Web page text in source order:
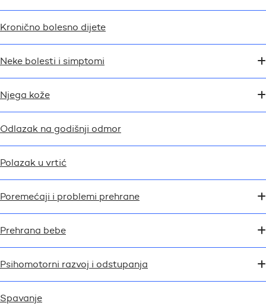
Kronično bolesno dijete
Neke bolesti i simptomi
Njega kože
Odlazak na godišnji odmor
Polazak u vrtić
Poremećaji i problemi prehrane
Prehrana bebe
Psihomotorni razvoj i odstupanja
Spavanje